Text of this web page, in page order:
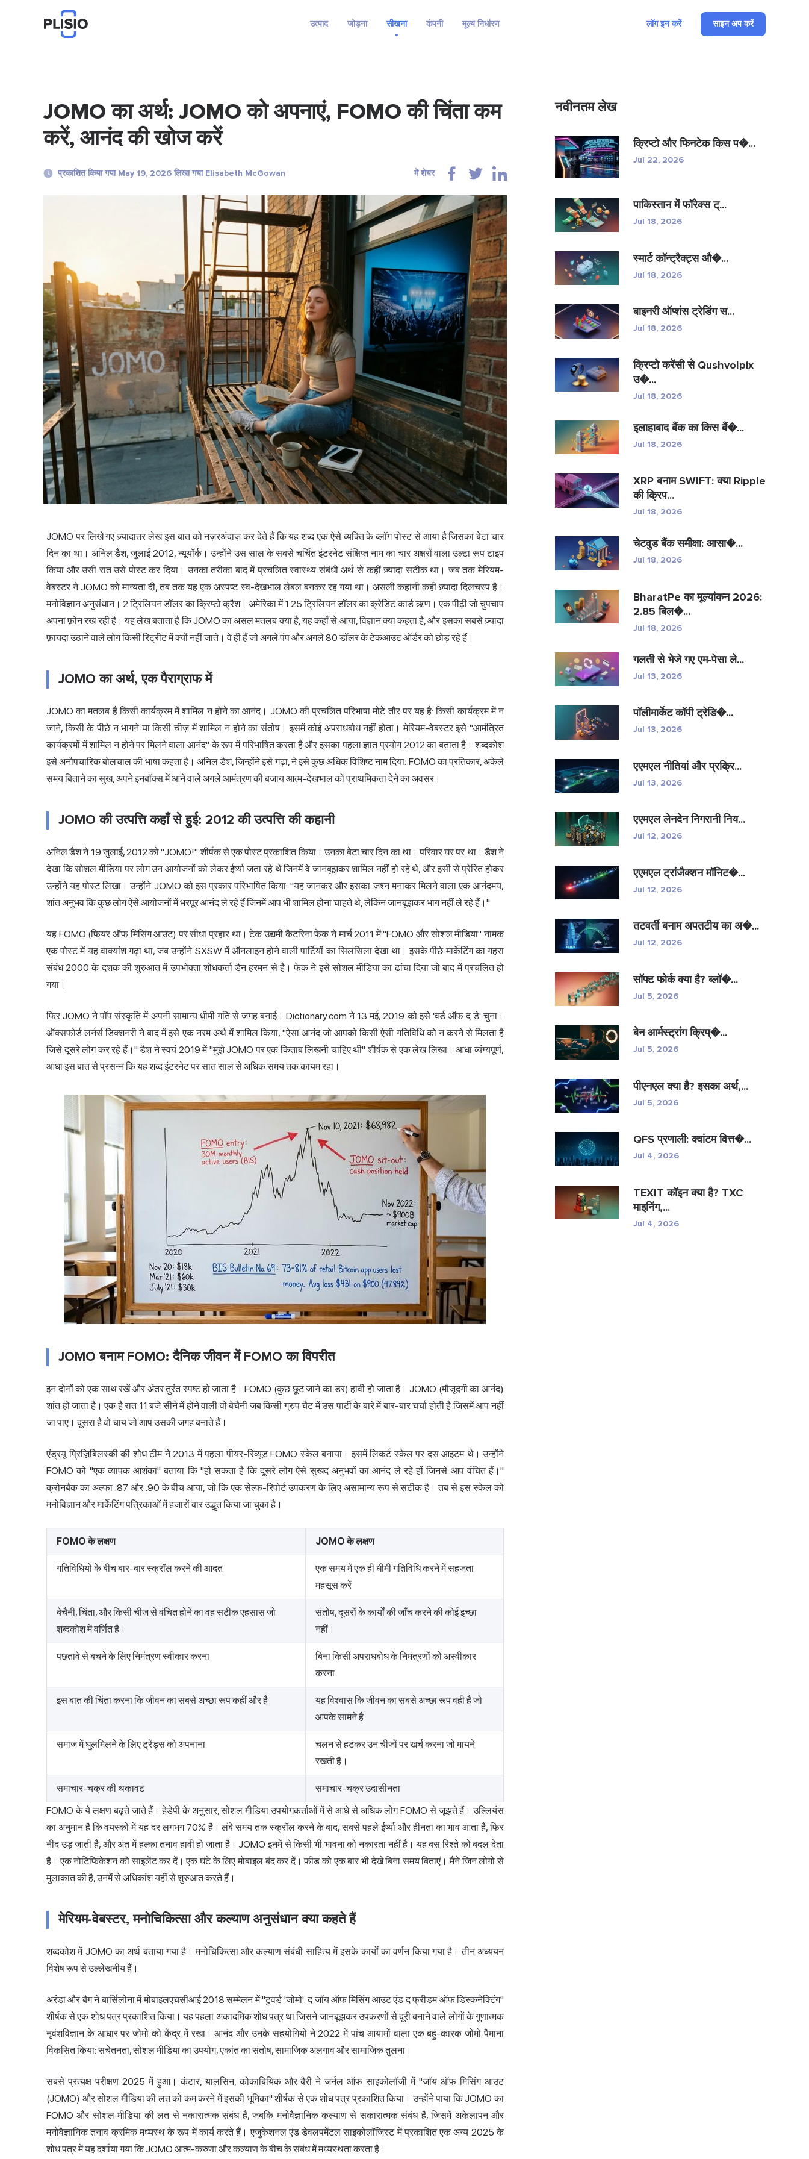
उत्पाद जोड़ना सीखना कंपनी मूल्य निर्धारण लॉग इन करें साइन अप करें
JOMO का अर्थ: JOMO को अपनाएं, FOMO की चिंता कम
करें, आनंद की खोज करें
प्रकाशित किया गया May 19, 2026 लिखा गया Elisabeth McGowan में शेयर
JOMO पर लिखे गए ज़्यादातर लेख इस बात को नज़रअंदाज़ कर देते हैं कि यह शब्द एक ऐसे व्यक्ति के ब्लॉग पोस्ट से आया है जिसका बेटा चार
दिन का था। अनिल डैश, जुलाई 2012, न्यूयॉर्क। उन्होंने उस साल के सबसे चर्चित इंटरनेट संक्षिप्त नाम का चार अक्षरों वाला उल्टा रूप टाइप
किया और उसी रात उसे पोस्ट कर दिया। उनका तरीका बाद में प्रचलित स्वास्थ्य संबंधी अर्थ से कहीं ज़्यादा सटीक था। जब तक मेरियम-
वेबस्टर ने JOMO को मान्यता दी, तब तक यह एक अस्पष्ट स्व-देखभाल लेबल बनकर रह गया था। असली कहानी कहीं ज़्यादा दिलचस्प है।
मनोविज्ञान अनुसंधान। 2 ट्रिलियन डॉलर का क्रिप्टो क्रैश। अमेरिका में 1.25 ट्रिलियन डॉलर का क्रेडिट कार्ड ऋण। एक पीढ़ी जो चुपचाप
अपना फ़ोन रख रही है। यह लेख बताता है कि JOMO का असल मतलब क्या है, यह कहाँ से आया, विज्ञान क्या कहता है, और इसका सबसे ज़्यादा
फ़ायदा उठाने वाले लोग किसी रिट्रीट में क्यों नहीं जाते। वे ही हैं जो अगले पंप और अगले 80 डॉलर के टेकआउट ऑर्डर को छोड़ रहे हैं।
JOMO का अर्थ, एक पैराग्राफ में
JOMO का मतलब है किसी कार्यक्रम में शामिल न होने का आनंद। JOMO की प्रचलित परिभाषा मोटे तौर पर यह है: किसी कार्यक्रम में न
जाने, किसी के पीछे न भागने या किसी चीज़ में शामिल न होने का संतोष। इसमें कोई अपराधबोध नहीं होता। मेरियम-वेबस्टर इसे "आमंत्रित
कार्यक्रमों में शामिल न होने पर मिलने वाला आनंद" के रूप में परिभाषित करता है और इसका पहला ज्ञात प्रयोग 2012 का बताता है। शब्दकोश
इसे अनौपचारिकबोलचाल की भाषाकहता है। अनिल डैश, जिन्होंने इसे गढ़ा, ने इसे कुछ अधिक विशिष्ट नाम दिया: FOMOका प्रतिकार, अकेले
समय बिताने का सुख, अपने इनबॉक्स में आने वाले अगले आमंत्रण की बजाय आत्म-देखभाल को प्राथमिकता देने का अवसर।
JOMO की उत्पत्ति कहाँ से हुई: 2012 की उत्पत्ति की कहानी
अनिल डैश ने 19 जुलाई, 2012 को "JOMO!" शीर्षक से एक पोस्ट प्रकाशित किया। उनका बेटा चार दिन का था। परिवार घर पर था। डैश ने
देखा कि सोशल मीडिया पर लोग उन आयोजनों को लेकर ईर्ष्या जता रहे थे जिनमें वे जानबूझकर शामिल नहीं हो रहे थे, और इसी से प्रेरित होकर
उन्होंने यह पोस्ट लिखा। उन्होंने JOMO को इस प्रकार परिभाषित किया: "यह जानकर और इसका जश्न मनाकर मिलने वाला एक आनंदमय,
शांत अनुभव कि कुछ लोग ऐसे आयोजनों में भरपूर आनंद ले रहे हैं जिनमें आप भी शामिल होना चाहते थे, लेकिन जानबूझकर भाग नहीं ले रहे हैं।"
यह FOMO (फियर ऑफ मिसिंग आउट) पर सीधा प्रहार था। टेक उद्यमी कैटरिना फेक ने मार्च 2011 में "FOMO और सोशल मीडिया" नामक
एक पोस्ट में यह वाक्यांश गढ़ा था, जब उन्होंने SXSW में ऑनलाइन होने वाली पार्टियों का सिलसिला देखा था। इसके पीछे मार्केटिंग का गहरा
संबंध 2000 के दशक की शुरुआत में उपभोक्ता शोधकर्ता डैन हरमन से है। फेक ने इसे सोशल मीडिया का ढांचा दिया जो बाद में प्रचलित हो
गया।
फिर JOMO ने पॉप संस्कृति में अपनी सामान्य धीमी गति से जगह बनाई। Dictionary.com ने 13 मई, 2019 को इसे 'वर्ड ऑफ द डे' चुना।
ऑक्सफोर्ड लर्नर्स डिक्शनरी ने बाद में इसे एक नरम अर्थ में शामिल किया, "ऐसा आनंद जो आपको किसी ऐसी गतिविधि को न करने से मिलता है
जिसे दूसरे लोग कर रहे हैं।" डैश ने स्वयं 2019 में "मुझे JOMO पर एक किताब लिखनी चाहिए थी" शीर्षक से एक लेख लिखा। आधा व्यंग्यपूर्ण,
आधा इस बात से प्रसन्न कि यह शब्द इंटरनेट पर सात साल से अधिक समय तक कायम रहा।
JOMO बनाम FOMO: दैनिक जीवन में FOMO का विपरीत
इन दोनों को एक साथ रखें और अंतर तुरंत स्पष्ट हो जाता है। FOMO (कुछ छूट जाने का डर) हावी हो जाता है। JOMO (मौजूदगी का आनंद)
शांत हो जाता है। एक है रात 11 बजे सीने में होने वाली वो बेचैनी जब किसी ग्रुप चैट में उस पार्टी के बारे में बार-बार चर्चा होती है जिसमें आप नहीं
जा पाए। दूसरा है वो चाय जो आप उसकी जगह बनाते हैं।
एंड्रयू प्रिज़िबिलस्की की शोध टीम ने 2013 में पहला पीयर-रिव्यूड FOMO स्केल बनाया। इसमें लिकर्ट स्केल पर दस आइटम थे। उन्होंने
FOMO को "एक व्यापक आशंका" बताया कि "हो सकता है कि दूसरे लोग ऐसे सुखद अनुभवों का आनंद ले रहे हों जिनसे आप वंचित हैं।"
क्रोनबैक का अल्फा .87 और .90 के बीच आया, जो कि एक सेल्फ-रिपोर्ट उपकरण के लिए असामान्य रूप से सटीक है। तब से इस स्केल को
मनोविज्ञान और मार्केटिंग पत्रिकाओं में हजारों बार उद्धृत किया जा चुका है।
FOMO के लक्षण JOMO के लक्षण
गतिविधियों के बीच बार-बार स्क्रॉल करने की आदत
एक समय में एक ही धीमी गतिविधि करने में सहजता
महसूस करें
बेचैनी, चिंता, और किसी चीज से वंचित होने का वह सटीक एहसास जो
शब्दकोश में वर्णित है।
संतोष, दूसरों के कार्यों की जाँच करने की कोई इच्छा
नहीं।
पछतावे से बचने के लिए निमंत्रण स्वीकार करना
बिना किसी अपराधबोध के निमंत्रणों को अस्वीकार
करना
इस बात की चिंता करना कि जीवन का सबसे अच्छा रूप कहीं और है
यह विश्वास कि जीवन का सबसे अच्छा रूप वही है जो
आपके सामने है
समाज में घुलमिलने के लिए ट्रेंड्स को अपनाना
चलन से हटकर उन चीजों पर खर्च करना जो मायने
रखती हैं।
समाचार-चक्र की थकावट
समाचार-चक्र उदासीनता
FOMO के ये लक्षण बढ़ते जाते हैं। हेडेपी के अनुसार, सोशल मीडिया उपयोगकर्ताओं में से आधे से अधिक लोग FOMO से जूझते हैं। उल्लियंस
का अनुमान है कि वयस्कों में यह दर लगभग 70% है। लंबे समय तक स्क्रॉल करने के बाद, सबसे पहले ईर्ष्या और हीनता का भाव आता है, फिर
नींद उड़ जाती है, और अंत में हल्का तनाव हावी हो जाता है। JOMO इनमें से किसी भी भावना को नकारता नहीं है। यह बस रिश्ते को बदल देता
है। एक नोटिफिकेशन को साइलेंट कर दें। एक घंटे के लिए मोबाइल बंद कर दें। फीड को एक बार भी देखे बिना समय बिताएं। मैंने जिन लोगों से
मुलाकात की है, उनमें से अधिकांश यहीं से शुरुआत करते हैं।
मेरियम-वेबस्टर, मनोचिकित्सा और कल्याण अनुसंधान क्या कहते हैं
शब्दकोश में JOMO का अर्थ बताया गया है। मनोचिकित्सा और कल्याण संबंधी साहित्य में इसके कार्यों का वर्णन किया गया है। तीन अध्ययन
विशेष रूप से उल्लेखनीय हैं।
अरंडा और बैग ने बार्सिलोना में मोबाइलएचसीआई 2018 सम्मेलन में "टुवर्ड 'जोमो': द जॉय ऑफ मिसिंग आउट एंड द फ्रीडम ऑफ डिस्कनेक्टिंग"
शीर्षक से एक शोध पत्र प्रकाशित किया। यह पहला अकादमिक शोध पत्र था जिसने जानबूझकर उपकरणों से दूरी बनाने वाले लोगों के गुणात्मक
नृवंशविज्ञान के आधार पर जोमो को केंद्र में रखा। आनंद और उनके सहयोगियों ने 2022 में पांच आयामों वाला एक बहु-कारक जोमो पैमाना
विकसित किया: सचेतनता, सोशल मीडिया का उपयोग, एकांत का संतोष, सामाजिक अलगाव और सामाजिक तुलना।
सबसे प्रत्यक्ष परीक्षण 2025 में हुआ। कंटार, यालसिन, कोकाबियिक और बैरी ने जर्नल ऑफ साइकोलॉजी में "जॉय ऑफ मिसिंग आउट
(JOMO) और सोशल मीडिया की लत को कम करने में इसकी भूमिका" शीर्षक से एक शोध पत्र प्रकाशित किया। उन्होंने पाया कि JOMO का
FOMO और सोशल मीडिया की लत से नकारात्मक संबंध है, जबकि मनोवैज्ञानिक कल्याण से सकारात्मक संबंध है, जिसमें अकेलापन और
मनोवैज्ञानिक तनाव क्रमिक मध्यस्थ के रूप में कार्य करते हैं। एजुकेशनल एंड डेवलपमेंटल साइकोलॉजिस्ट में प्रकाशित एक अन्य 2025 के
शोध पत्र में यह दर्शाया गया कि JOMO आत्म-करुणा और कल्याण के बीच के संबंध में मध्यस्थता करता है।
नवीनतम लेख
क्रिप्टो और फिनटेक किस प�...
Jul 22, 2026
पाकिस्तान में फॉरेक्स ट्...
Jul 18, 2026
स्मार्ट कॉन्ट्रैक्ट्स औ�...
Jul 18, 2026
बाइनरी ऑप्शंस ट्रेडिंग स...
Jul 18, 2026
क्रिप्टो करेंसी से Qushvolpix
उ�...
Jul 18, 2026
इलाहाबाद बैंक का किस बैं�...
Jul 18, 2026
XRP बनाम SWIFT: क्या Ripple
की क्रिप...
Jul 18, 2026
चेटवुड बैंक समीक्षा: आसा�...
Jul 18, 2026
BharatPe का मूल्यांकन 2026:
2.85 बिल�...
Jul 18, 2026
गलती से भेजे गए एम-पेसा ले...
Jul 13, 2026
पॉलीमार्केट कॉपी ट्रेडि�...
Jul 13, 2026
एएमएल नीतियां और प्रक्रि...
Jul 13, 2026
एएमएल लेनदेन निगरानी निय...
Jul 12, 2026
एएमएल ट्रांजैक्शन मॉनिट�...
Jul 12, 2026
तटवर्ती बनाम अपतटीय का अ�...
Jul 12, 2026
सॉफ्ट फोर्क क्या है? ब्लॉ�...
Jul 5, 2026
बेन आर्मस्ट्रांग क्रिप्�...
Jul 5, 2026
पीएनएल क्या है? इसका अर्थ,...
Jul 5, 2026
QFS प्रणाली: क्वांटम वित्त�...
Jul 4, 2026
TEXIT कॉइन क्या है? TXC
माइनिंग,...
Jul 4, 2026